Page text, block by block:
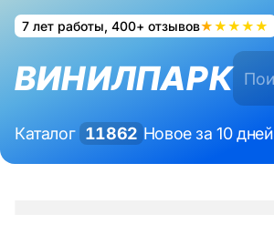
7 лет работы, 400+ отзывов★★★★★
ВИНИЛПАРК
Каталог 11862 Новое за 10 дней